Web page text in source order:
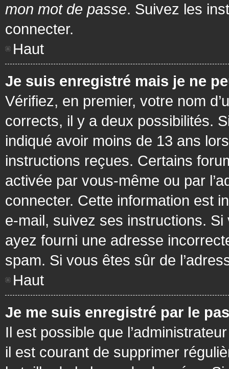
mon mot de passe. Suivez les
connecter.
Haut
Je suis enregistré mais je ne
Vérifiez, en premier, votre nom
corrects, il y a deux possibilités.
indiqué avoir moins de 13 ans
instructions reçues. Certains
activée par vous-même ou par
connecter. Cette information est
e-mail, suivez ses instructions. Si
ayez fourni une adresse
spam. Si vous êtes sûr de
Haut
Je me suis enregistré par le
Il est possible que
il est courant de supprimer